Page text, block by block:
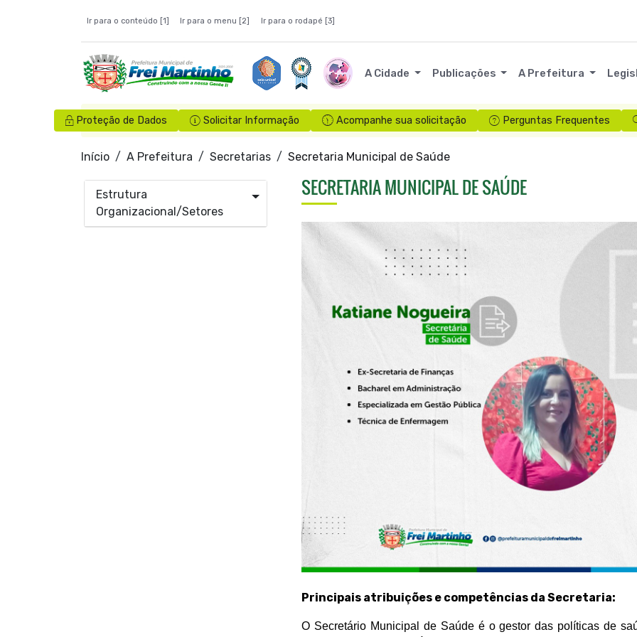
Ir para o conteúdo [1] Ir para o menu [2] Ir para o rodapé [3]
A Cidade Publicações A Prefeitura
Proteção de Dados Solicitar Informação Acompanhe sua solicitação Perguntas Frequentes
Início A Prefeitura Secretarias Secretaria Municipal de Saúde
Estrutura
Organizacional/Setores
SECRETARIA MUNICIPAL DE SAÚDE
Principais atribuições e competências da Secretaria:
O Secretário Municipal de Saúde é o gestor das políticas de